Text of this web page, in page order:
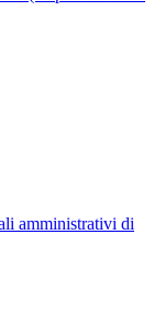
amministrativi di